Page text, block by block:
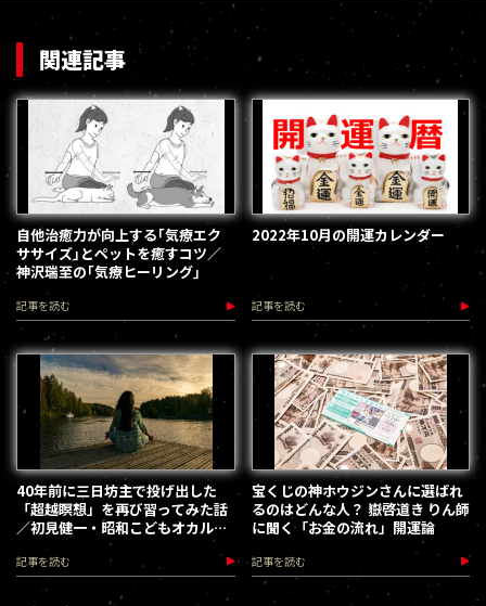
関連記事
自他治癒力が向上する｢気療エク
ササイズ｣とペットを癒すコツ／
神沢瑞至の｢気療ヒーリング｣
記事を読む
2022年10月の開運カレンダー
記事を読む
40年前に三日坊主で投げ出した
「超越瞑想」を再び習ってみた話
／初見健一・昭和こどもオカルト
回顧録
記事を読む
宝くじの神ホウジンさんに選ばれ
るのはどんな人？ 嶽啓道き りん師
に聞く「お金の流れ」開運論
記事を読む